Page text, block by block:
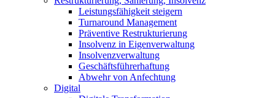
Leistungsfähigkeit steigern
Turnaround Management
Präventive Restrukturierung
Insolvenz in Eigenverwaltung
Insolvenzverwaltung
Geschäftsführerhaftung
Abwehr von Anfechtung
Digital